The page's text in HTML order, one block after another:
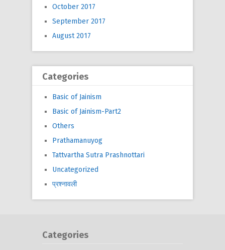
October 2017
September 2017
August 2017
Categories
Basic of Jainism
Basic of Jainism-Part2
Others
Prathamanuyog
Tattvartha Sutra Prashnottari
Uncategorized
प्रश्नावली
Categories